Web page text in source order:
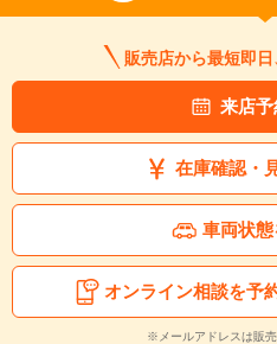
販売店から最短即
来店
在庫確認・
車両状
オンライン相談を予
※メールアドレスは販売